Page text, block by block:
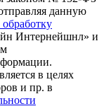
данную
обработку
Интернейшнл» и
в целях
и пр. в